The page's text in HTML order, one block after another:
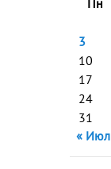
Пн
3
10
17
24
31
« Июл